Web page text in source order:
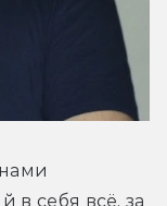
в себя всё, за